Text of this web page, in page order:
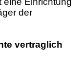
der
vertraglich